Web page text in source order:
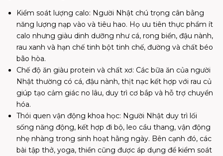
Kiểm soát lượng calo: Người Nhật chú trọng cân bằng
năng lượng nạp vào và tiêu hao. Họ ưu tiên thực phẩm ít
calo nhưng giàu dinh dưỡng như cá, rong biển, đậu nành,
rau xanh và hạn chế tinh bột tinh chế, đường và chất béo
bão hòa.
Chế độ ăn giàu protein và chất xơ: Các bữa ăn của người
Nhật thường có cá, đậu nành, thịt nạc kết hợp với rau củ
giúp tạo cảm giác no lâu, duy trì cơ bắp và hỗ trợ chuyển
hóa.
Thói quen vận động khoa học: Người Nhật duy trì lối
sống năng động, kết hợp đi bộ, leo cầu thang, vận động
nhẹ nhàng trong sinh hoạt hằng ngày. Bên cạnh đó, các
bài tập thở, yoga, thiền cũng được áp dụng để kiểm soát